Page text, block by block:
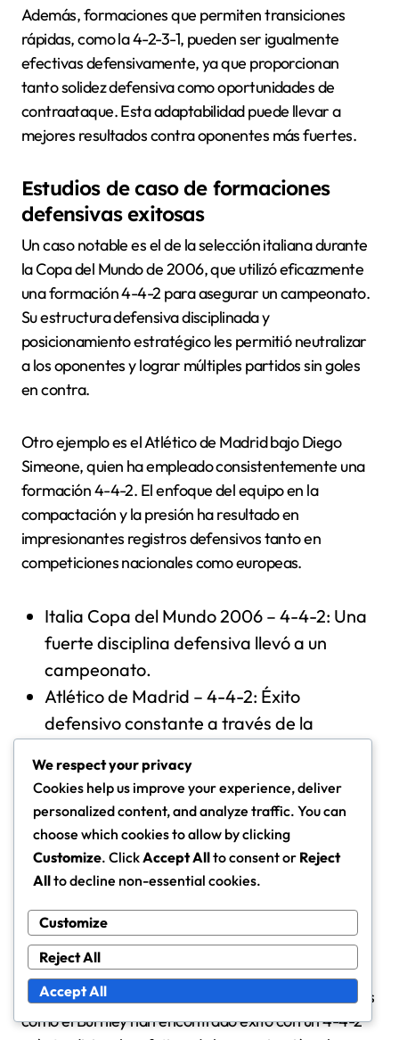
Además, formaciones que permiten transiciones
rápidas, como la 4-2-3-1, pueden ser igualmente
efectivas defensivamente, ya que proporcionan
tanto solidez defensiva como oportunidades de
contraataque. Esta adaptabilidad puede llevar a
mejores resultados contra oponentes más fuertes.
Estudios de caso de formaciones
defensivas exitosas
Un caso notable es el de la selección italiana durante
la Copa del Mundo de 2006, que utilizó eficazmente
una formación 4-4-2 para asegurar un campeonato.
Su estructura defensiva disciplinada y
posicionamiento estratégico les permitió neutralizar
a los oponentes y lograr múltiples partidos sin goles
en contra.
Otro ejemplo es el Atlético de Madrid bajo Diego
Simeone, quien ha empleado consistentemente una
formación 4-4-2. El enfoque del equipo en la
compactación y la presión ha resultado en
impresionantes registros defensivos tanto en
competiciones nacionales como europeas.
Italia Copa del Mundo 2006 – 4-4-2: Una
fuerte disciplina defensiva llevó a un
campeonato.
Atlético de Madrid – 4-4-2: Éxito
defensivo constante a través de la
Leicester City 2015-2016 – 4-4-2:
Campeones inesperados con una sólida
base defensiva.
Efectividad comparativa de las
formaciones en varias ligas
En la Premier League inglesa, formaciones como 4-
3-3 han ganado popularidad, permitiendo a los
equipos mantener presión ofensiva mientras siguen
siendo sólidos defensivamente. Sin embargo, equipos
como el Burnley han encontrado éxito con un 4-4-2
We respect your privacy
Cookies help us improve your experience, deliver
personalized content, and analyze traffic. You can
choose which cookies to allow by clicking
Customize. ClickAccept Allto consent or Reject
Allto decline non-essential cookies.
Customize
Reject All
Accept All